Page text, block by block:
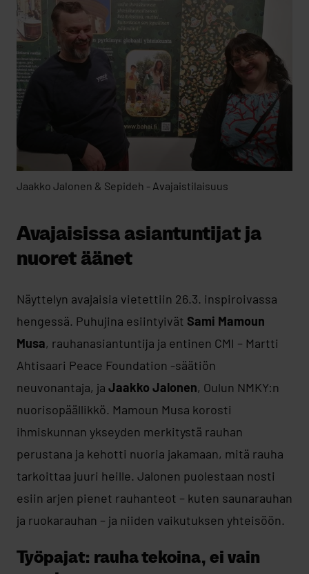
Jaakko Jalonen & Sepideh - Avajaistilaisuus
Avajaisissa asiantuntijat ja
nuoret äänet
Näyttelyn avajaisia vietettiin 26.3. inspiroivassa
hengessä. Puhujina esiintyivät Sami Mamoun
Musa, rauhanasiantuntija ja entinen CMI – Martti
Ahtisaari Peace Foundation -säätiön
neuvonantaja, ja Jaakko Jalonen, Oulun NMKY:n
nuorisopäällikkö. Mamoun Musa korosti
ihmiskunnan ykseyden merkitystä rauhan
perustana ja kehotti nuoria jakamaan, mitä rauha
tarkoittaa juuri heille. Jalonen puolestaan nosti
esiin arjen pienet rauhanteot – kuten saunarauhan
ja ruokarauhan – ja niiden vaikutuksen yhteisöön.
Työpajat: rauha tekoina, ei vain